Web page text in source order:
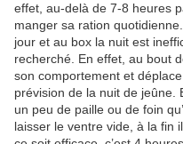
effet, au-delà de 7-8 heures
manger sa ration
jour et au box la nuit est
recherché. En effet, au bout
son comportement et
prévision de la nuit de jeûne.
un peu de paille ou de foin
laisser le ventre vide, à la fin